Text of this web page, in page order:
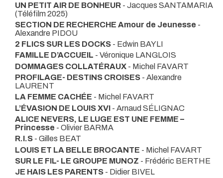
UN PETIT AIR DE BONHEUR - Jacques SANTAMARIA
(Téléfilm 2025)
SECTION DE RECHERCHE Amour de Jeunesse -
Alexandre PIDOU
2 FLICS SUR LES DOCKS - Edwin BAYLI
FAMILLE D’ACCUEIL - Véronique LANGLOIS
DOMMAGES COLLATÉRAUX - Michel FAVART
PROFILAGE- DESTINS CROISES - Alexandre
LAURENT
LA FEMME CACHÉE - Michel FAVART
L’ÉVASION DE LOUIS XVI - Arnaud SÉLIGNAC
ALICE NEVERS, LE LUGE EST UNE FEMME –
Princesse - Olivier BARMA
R.I.S - Gilles BEAT
LOUIS ET LA BELLE BROCANTE - Michel FAVART
SUR LE FIL- LE GROUPE MUNOZ - Frédéric BERTHE
JE HAIS LES PARENTS - Didier BIVEL